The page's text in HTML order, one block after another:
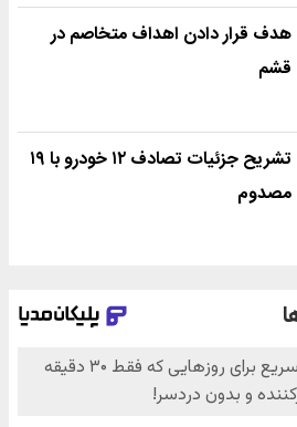
هدف قرار دادن اهداف متخاصم در
قشم
تشریح جزئیات تصادف ۱۲ خودرو با ۱۹
مصدوم